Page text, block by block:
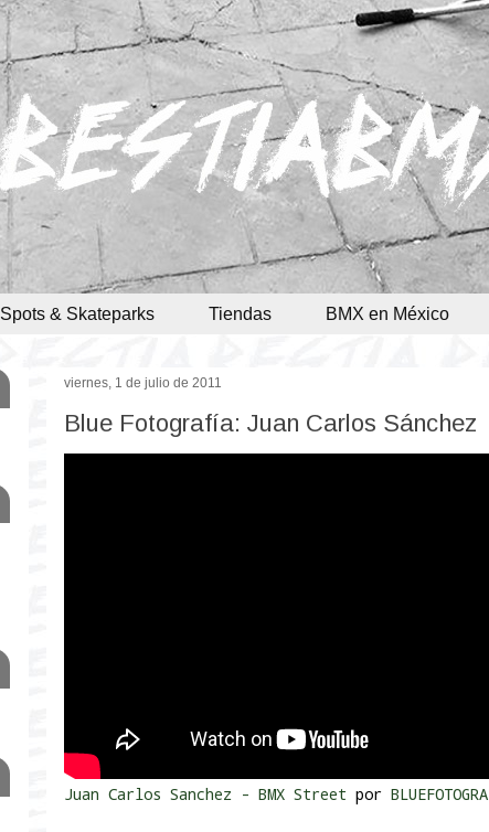
Spots & Skateparks Tiendas BMX en México
viernes, 1 de julio de 2011
Blue Fotografía: Juan Carlos Sánchez
Juan Carlos Sanchez - BMX Street por